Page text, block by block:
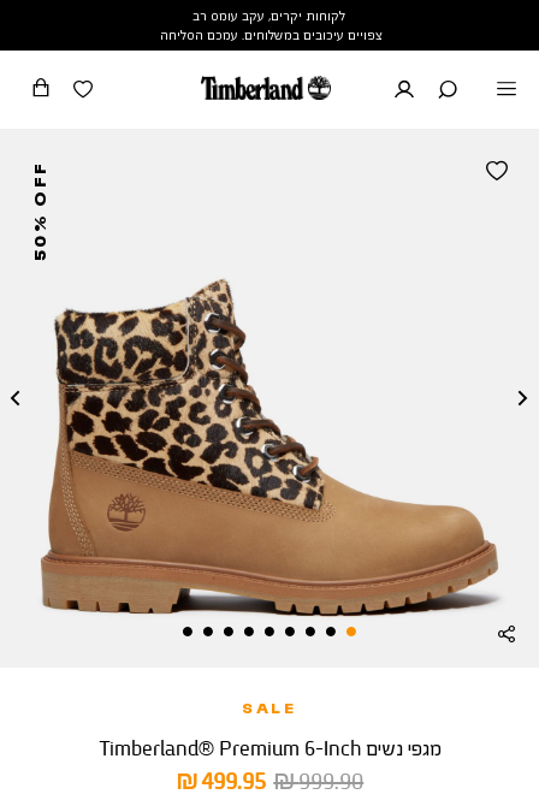
לקוחות יקרים, עקב עומס רב
צפויים עיכובים במשלוחים. עמכם הסליחה
50% OFF
SALE
מגפי נשים Timberland® Premium 6-Inch
מחיר
499.95 ₪
מחיר
999.90 ₪